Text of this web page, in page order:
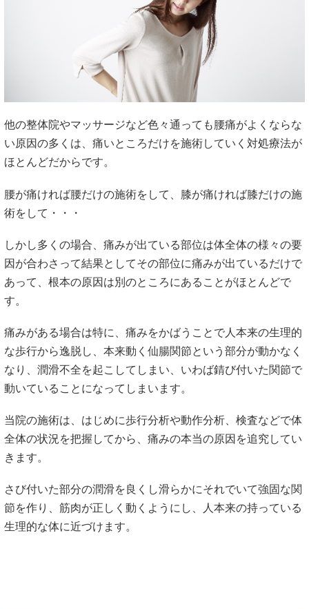
他の整体院やマッサージなど色々通っても腰痛がよくならな
い原因の多くは、痛いところだけを施術していく対処療法が
ほとんどだからです。
腰が痛ければ腰だけの施術をして、膝が痛ければ膝だけの施
術をして・・・
しかし多くの場合、痛みが出ている部位は体全体の様々の要
因が合わさって結果としてその部位に痛みが出ているだけで
あって、根本の原因は別のところにあることがほとんどで
す。
痛みがある場合は特に、痛みをかばうことで人本来の生理的
な歩行から逸脱し、本来動く仙腸関節という部分が動かなく
なり、潤滑不全を起こしてしまい、いわば錆び付いた関節で
動いていることになってしまいます。
当院の施術は、はじめに歩行分析や動作分析、検査などで体
全体の状況を把握してから、痛みの本当の原因を追究してい
きます。
さび付いた部分の潤滑を良くし滑らかにそれでいて強固な関
節を作り、筋肉が正しく動くようにし、人本来の持っている
生理的な体に近づけます。